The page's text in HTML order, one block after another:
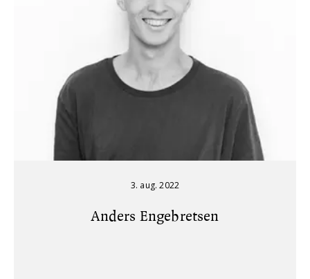
3. aug. 2022
Anders Engebretsen